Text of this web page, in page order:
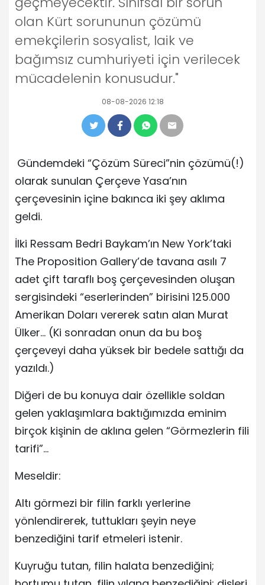
olan Kürt sorununun çözümü
emekçilerin sosyalist, laik ve
bağımsız cumhuriyeti için verilecek
mücadelenin konusudur."
08-08-2026 12:18
Gündemdeki “Çözüm Süreci”nin çözümü(!)
olarak sunulan Çerçeve Yasa’nın
çerçevesinin içine bakınca iki şey aklıma
geldi.
İlki Ressam Bedri Baykam’ın New York’taki
The Proposition Gallery’de tavana asılı 7
adet çift taraflı boş çerçevesinden oluşan
sergisindeki “eserlerinden” birisini 125.000
Amerikan Doları vererek satın alan Murat
Ülker… (Ki sonradan onun da bu boş
çerçeveyi daha yüksek bir bedele sattığı da
yazıldı.)
Diğeri de bu konuya dair özellikle soldan
gelen yaklaşımlara baktığımızda eminim
birçok kişinin de aklına gelen “Görmezlerin fili
tarifi”…
Meseldir:
Altı görmezi bir filin farklı yerlerine
yönlendirerek, tuttukları şeyin neye
benzediğini tarif etmeleri istenir.
Kuyruğu tutan, filin halata benzediğini;